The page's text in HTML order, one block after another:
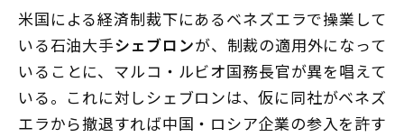
米国による経済制裁下にあるベネズエラで操業して
いる石油大手シェブロンが、制裁の適用外になって
いることに、マルコ・ルビオ国務長官が異を唱えて
いる。これに対しシェブロンは、仮に同社がベネズ
エラから撤退すれば中国・ロシア企業の参入を許す